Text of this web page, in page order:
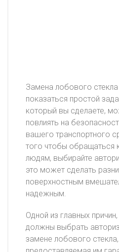
Замена лобового
показаться простой
который вы сделаете,
повлиять на
вашего транспортного
того чтобы обращаться
людям, выбирайте
это может сделать
поверхностным
надежным.
Одной из главных
должны выбрать
замене лобового стекла,